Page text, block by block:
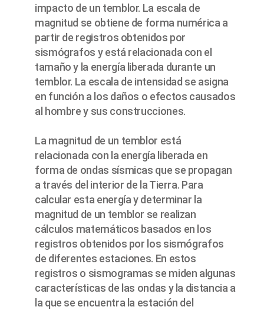
impacto de un temblor. La escala de
magnitud se obtiene de forma numérica a
partir de registros obtenidos por
sismógrafos y está relacionada con el
tamaño y la energía liberada durante un
temblor. La escala de intensidad se asigna
en función a los daños o efectos causados
al hombre y sus construcciones.
La magnitud de un temblor está
relacionada con la energía liberada en
forma de ondas sísmicas que se propagan
a través del interior de la Tierra. Para
calcular esta energía y determinar la
magnitud de un temblor se realizan
cálculos matemáticos basados en los
registros obtenidos por los sismógrafos
de diferentes estaciones. En estos
registros o sismogramas se miden algunas
características de las ondas y la distancia a
la que se encuentra la estación del